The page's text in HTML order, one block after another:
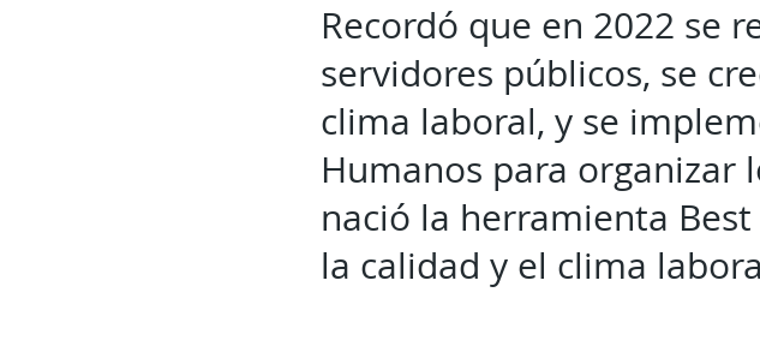
Recordó que en 2022 se
servidores públicos, se
clima laboral, y se
Humanos para organizar
nació la herramienta
la calidad y el clima